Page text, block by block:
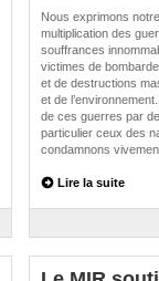
Nous exprimons
multiplication des
souffrances
victimes de
et de destructions
et de
de ces guerres par
particulier ceux des
condamnons
Lire la suite